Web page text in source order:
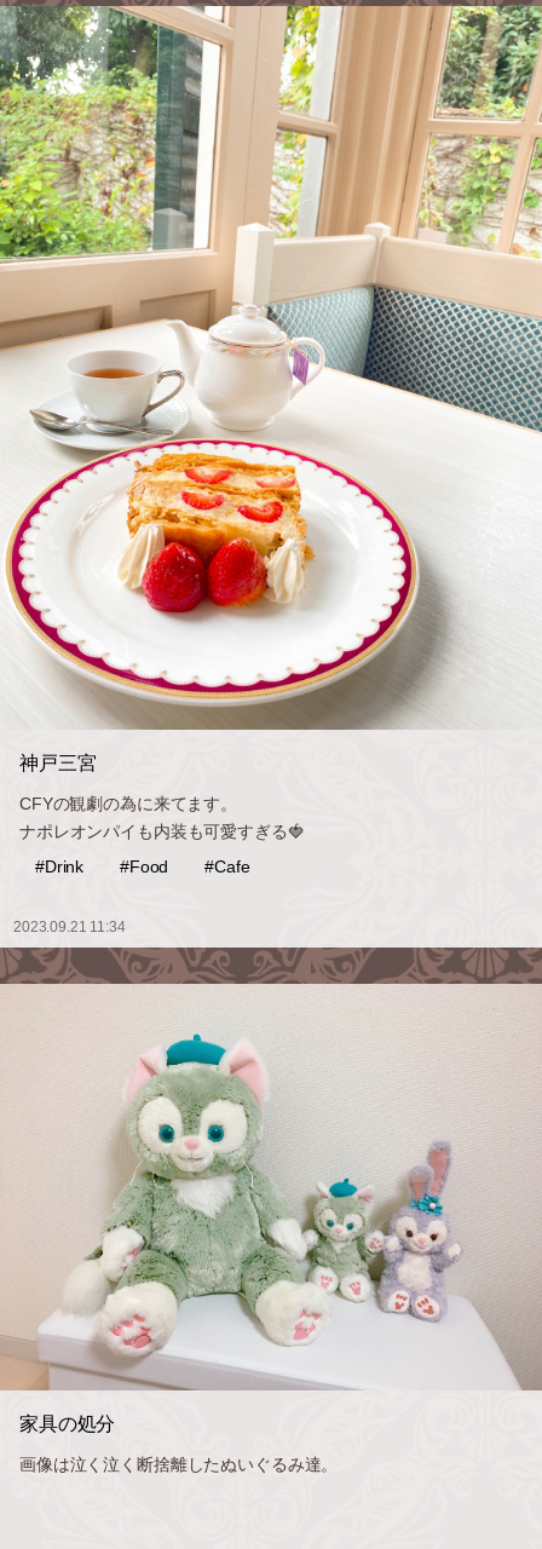
神戸三宮
CFYの観劇の為に来てます。
ナポレオンパイも内装も可愛すぎる🍓
#Drink
#Food #Cafe
2023.09.21 11:34
家具の処分
画像は泣く泣く断捨離したぬいぐるみ達。